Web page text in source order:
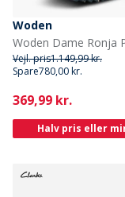
Woden
Vejl. pris1.149,99 kr.
Spare780,00 kr.
Current
369,99 kr.
Halv pris eller